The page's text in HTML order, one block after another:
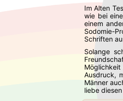
Im Alten
wie bei
einem
Sodomie-
Schriften
Solange
Ausdruck,
Männer
liebe